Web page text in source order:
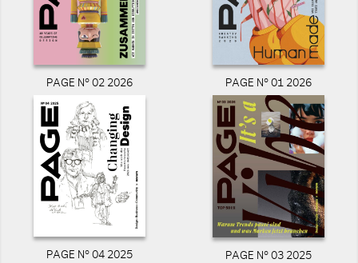
PAGE N° 02 2026 PAGE N° 01 2026
PAGE N° 04 2025 PAGE N° 03 2025